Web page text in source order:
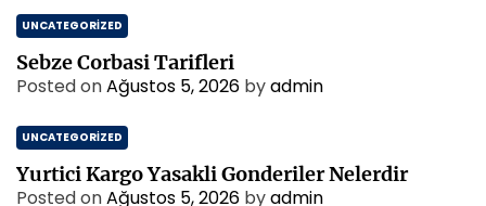
UNCATEGORIZED
Sebze Corbasi Tarifleri
Posted onAğustos 5, 2026 byadmin
UNCATEGORIZED
Yurtici Kargo Yasakli Gonderiler Nelerdir
Posted onAğustos 5, 2026 byadmin